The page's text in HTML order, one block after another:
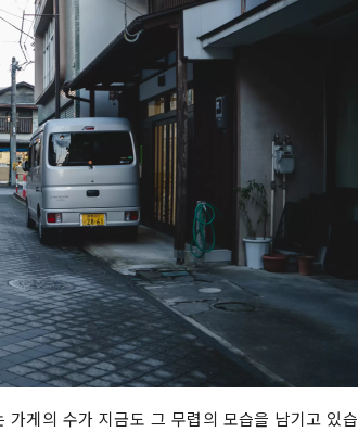
게의 수가 지금도 그 무렵의 모습을 남기고 있습